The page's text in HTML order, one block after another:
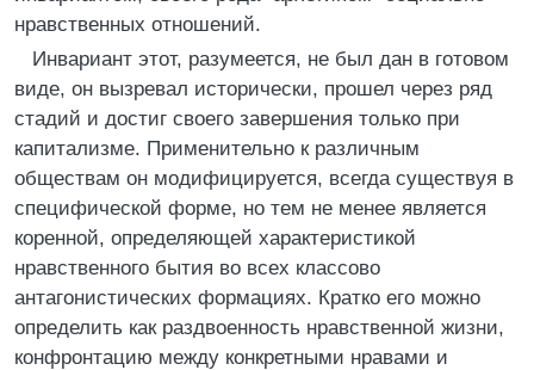
нравственных отношений.
Инвариант этот, разумеется, не был дан в готовом
виде, он вызревал исторически, прошел через ряд
стадий и достиг своего завершения только при
капитализме. Применительно к различным
обществам он модифицируется, всегда существуя в
специфической форме, но тем не менее является
коренной, определяющей характеристикой
нравственного бытия во всех классово
антагонистических формациях. Кратко его можно
определить как раздвоенность нравственной жизни,
конфронтацию между конкретными нравами и